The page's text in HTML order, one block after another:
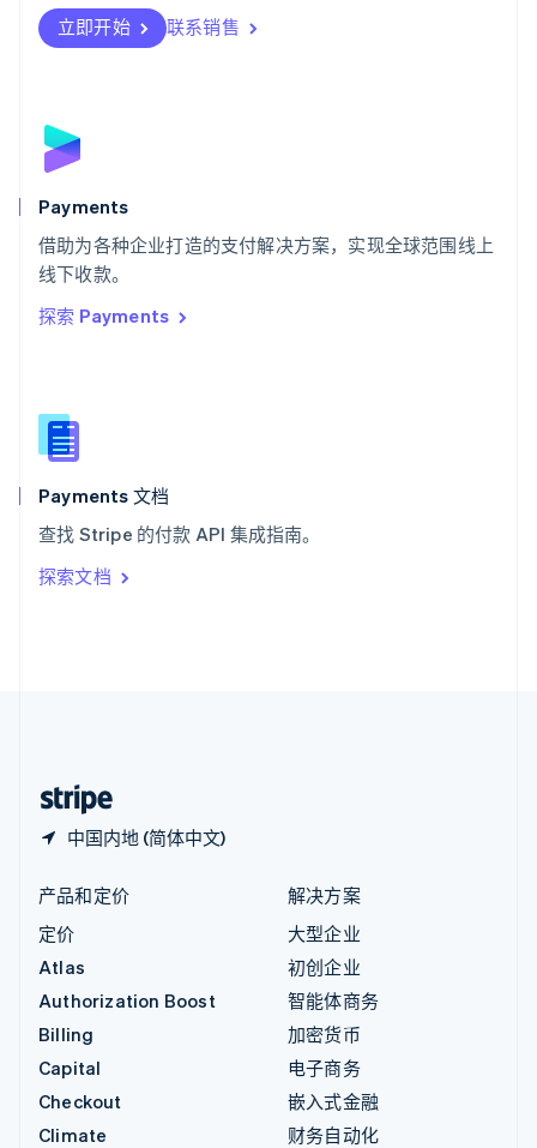
立即开始 联系销售
Payments
借助为各种企业打造的支付解决方案，实现全球范围线上
线下收款。
探索 Payments
Payments 文档
查找 Stripe 的付款 API 集成指南。
探索文档
中国内地 (简体中文)
瑞士
DeutschFrançais
English
斯洛文尼亚
泰国
ไทยEnglish
希腊
English
西班牙
新西兰
English
匈牙利
English
ItalianoEnglish
印度
English
产品和定价
定价
Atlas
Authorization Boost
Billing
Capital
Checkout
Climate
解决方案
大型企业
初创企业
智能体商务
加密货币
电子商务
嵌入式金融
财务自动化